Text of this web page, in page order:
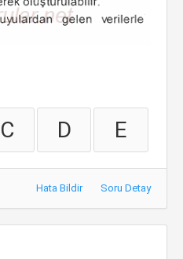
C D E
Hata Bildir Soru Detay